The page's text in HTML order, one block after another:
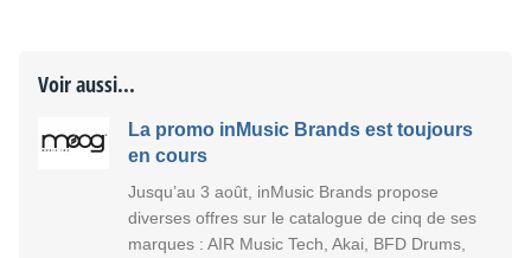
Voir aussi...
La promo inMusic Brands est toujours
en cours
Jusqu’au 3 août, inMusic Brands propose
diverses offres sur le catalogue de cinq de ses
marques : AIR Music Tech, Akai, BFD Drums,